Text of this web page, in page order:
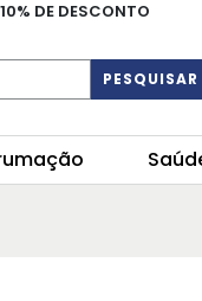
DE DESCONTO
PESQUISAR